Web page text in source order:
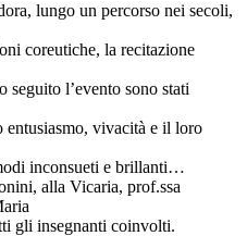
lungo un percorso nei secoli,
coreutiche, la recitazione
seguito l’evento sono stati
vivacità e il loro
inconsueti e brillanti…
alla Vicaria, prof.ssa
gli insegnanti coinvolti.